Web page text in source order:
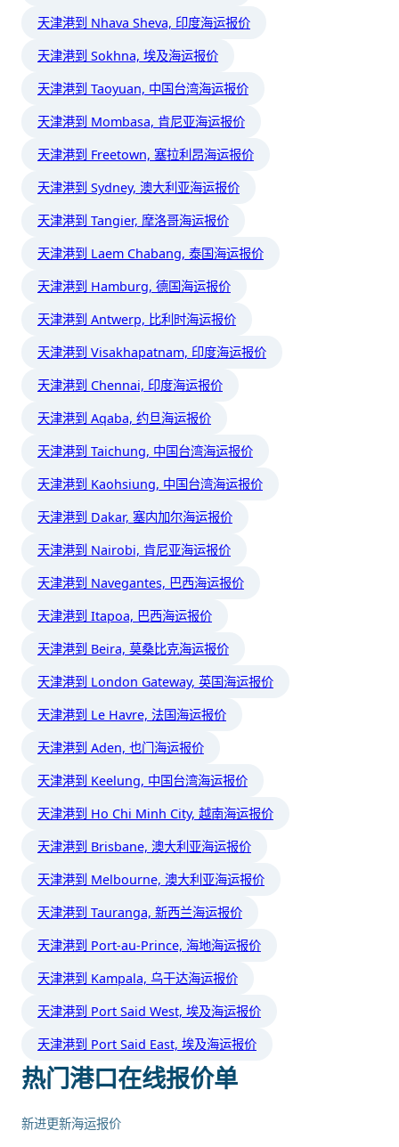
天津港到 Nhava Sheva, 印度海运报价
天津港到 Sokhna, 埃及海运报价
天津港到 Taoyuan, 中国台湾海运报价
天津港到 Mombasa, 肯尼亚海运报价
天津港到 Freetown, 塞拉利昂海运报价
天津港到 Sydney, 澳大利亚海运报价
天津港到 Tangier, 摩洛哥海运报价
天津港到 Laem Chabang, 泰国海运报价
天津港到 Hamburg, 德国海运报价
天津港到 Antwerp, 比利时海运报价
天津港到 Visakhapatnam, 印度海运报价
天津港到 Chennai, 印度海运报价
天津港到 Aqaba, 约旦海运报价
天津港到 Taichung, 中国台湾海运报价
天津港到 Kaohsiung, 中国台湾海运报价
天津港到 Dakar, 塞内加尔海运报价
天津港到 Nairobi, 肯尼亚海运报价
天津港到 Navegantes, 巴西海运报价
天津港到 Itapoa, 巴西海运报价
天津港到 Beira, 莫桑比克海运报价
天津港到 London Gateway, 英国海运报价
天津港到 Le Havre, 法国海运报价
天津港到 Aden, 也门海运报价
天津港到 Keelung, 中国台湾海运报价
天津港到 Ho Chi Minh City, 越南海运报价
天津港到 Brisbane, 澳大利亚海运报价
天津港到 Melbourne, 澳大利亚海运报价
天津港到 Tauranga, 新西兰海运报价
天津港到 Port-au-Prince, 海地海运报价
天津港到 Kampala, 乌干达海运报价
天津港到 Port Said West, 埃及海运报价
天津港到 Port Said East, 埃及海运报价
热门港口在线报价单
新进更新海运报价